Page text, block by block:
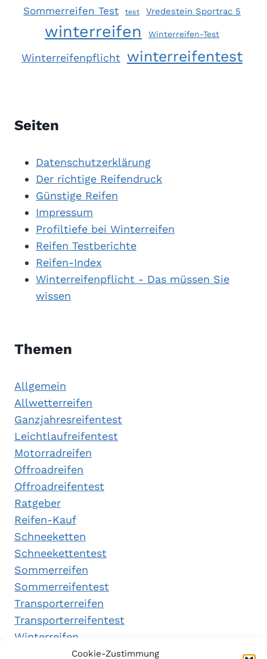
Cookie-Zustimmung
Sommerreifen Test test Vredestein Sportrac 5
winterreifen Winterreifen-Test
Winterreifenpflicht winterreifentest
Seiten
Datenschutzerklärung
Der richtige Reifendruck
Günstige Reifen
Impressum
Profiltiefe bei Winterreifen
Reifen Testberichte
Reifen-Index
Winterreifenpflicht - Das müssen Sie
wissen
Themen
Allgemein
Allwetterreifen
Ganzjahresreifentest
Leichtlaufreifentest
Motorradreifen
Offroadreifen
Offroadreifentest
Ratgeber
Reifen-Kauf
Schneeketten
Schneekettentest
Sommerreifen
Sommerreifentest
Transporterreifen
Transporterreifentest
Winterreifen
Winterreifentest